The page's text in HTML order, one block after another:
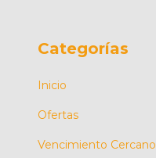
Categorías
Inicio
Ofertas
Vencimiento Cercano